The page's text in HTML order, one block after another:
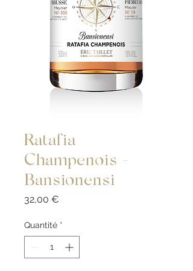
Ratafia
Champenois -
Bansionensi
32,00 €
Quantité *